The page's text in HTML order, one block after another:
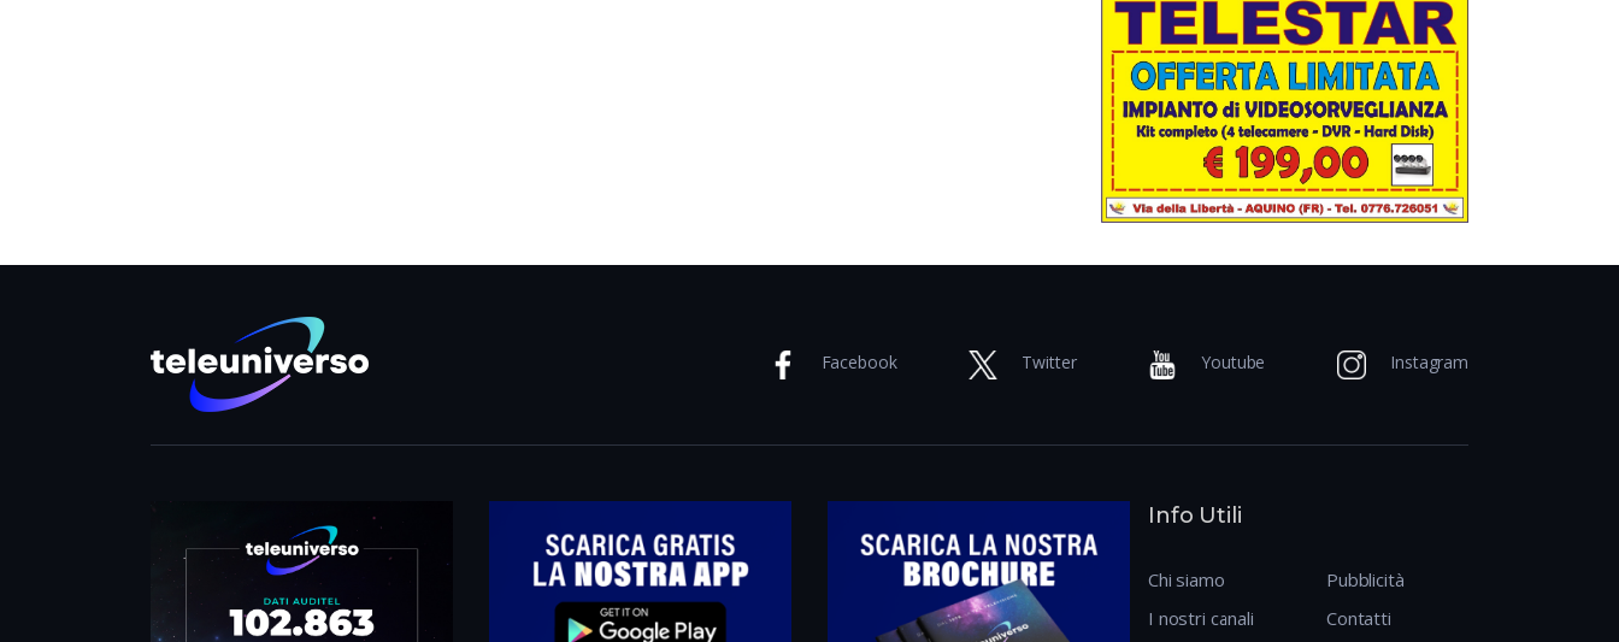
Facebook Twitter Youtube Instagram
Info Utili
Chi siamo
I nostri canali
Pubblicità
Contatti